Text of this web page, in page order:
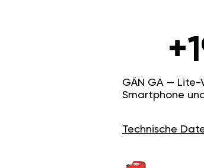
GÄN GA — Lite-
Smartphone
Technische